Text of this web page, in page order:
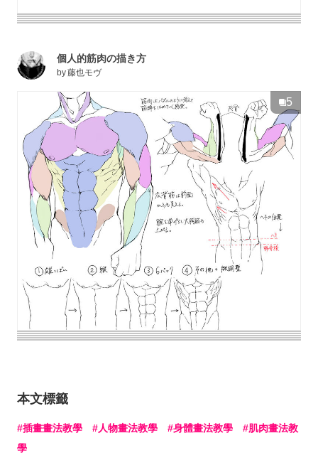
個人的筋肉の描き方
by藤也モヴ
5
本文標籤
插畫畫法教學 人物畫法教學 身體畫法教學
肌肉畫法教
學